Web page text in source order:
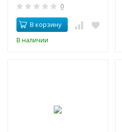
0
В корзину
В наличии